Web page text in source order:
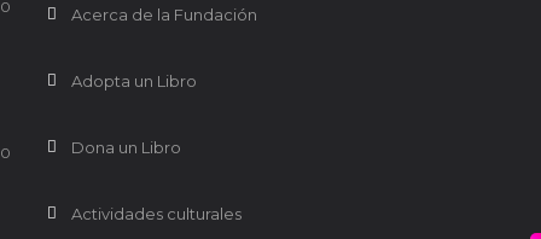
0
0
Acerca de la Fundación
Adopta un Libro
Dona un Libro
Actividades culturales